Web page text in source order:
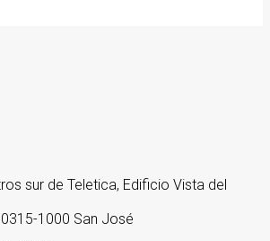
sur de Teletica, Edificio Vista del
1000 San José